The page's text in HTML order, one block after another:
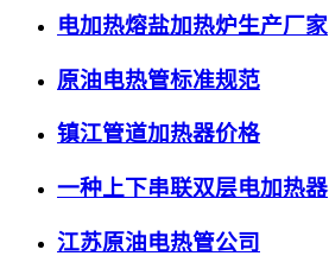
电加热熔盐加热炉生产厂家
原油电热管标准规范
镇江管道加热器价格
一种上下串联双层电加热器
江苏原油电热管公司